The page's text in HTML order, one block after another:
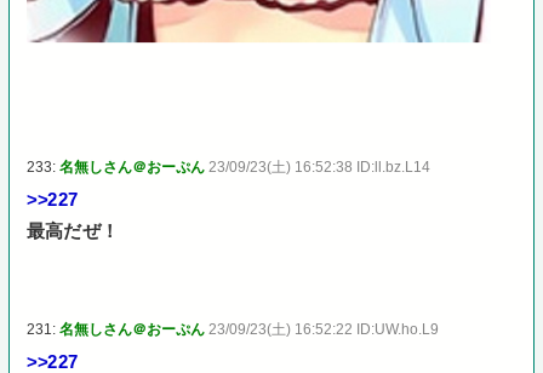
233:名無しさん＠おーぷん 23/09/23(土) 16:52:38 ID:ll.bz.L14
>>227
最高だぜ！
231:名無しさん＠おーぷん 23/09/23(土) 16:52:22 ID:UW.ho.L9
>>227